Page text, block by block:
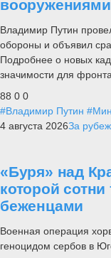
Владимир Путин
обороны и объявил
Подробнее о новых
значимости для
88 0 0
#Владимир Путин
4 августа 2026За
«Буря» над
которой
беженцами
Военная операция
геноцидом сербов в